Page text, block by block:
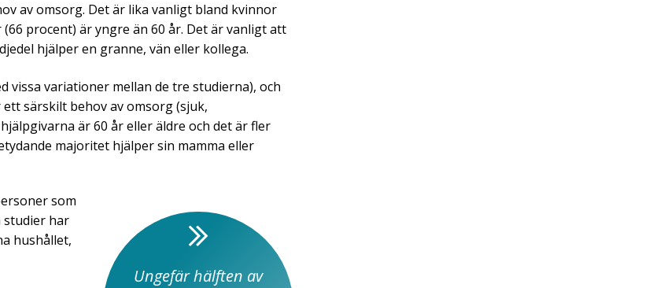
av omsorg. Det är lika vanligt bland kvinnor
procent) är yngre än 60 år. Det är vanligt att
hjälper en granne, vän eller kollega.
vissa variationer mellan de tre studierna), och
särskilt behov av omsorg (sjuk,
är 60 år eller äldre och det är fler
majoritet hjälper sin mamma eller
som
studier har
hushållet,
Ungefär hälften av